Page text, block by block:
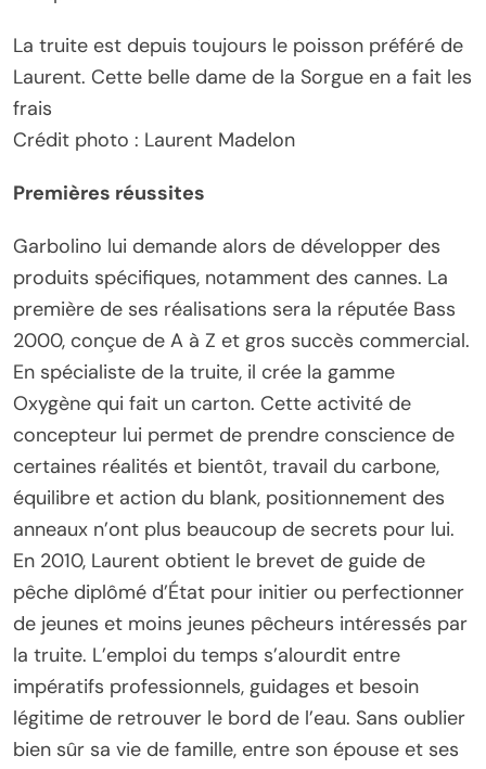
La truite est depuis toujours le poisson préféré de
Laurent. Cette belle dame de la Sorgue en a fait les
frais
Crédit photo : Laurent Madelon
Premières réussites
Garbolino lui demande alors de développer des
produits spécifiques, notamment des cannes. La
première de ses réalisations sera la réputée Bass
2000, conçue de A à Z et gros succès commercial.
En spécialiste de la truite, il crée la gamme
Oxygène qui fait un carton. Cette activité de
concepteur lui permet de prendre conscience de
certaines réalités et bientôt, travail du carbone,
équilibre et action du blank, positionnement des
anneaux n’ont plus beaucoup de secrets pour lui.
En 2010, Laurent obtient le brevet de guide de
pêche diplômé d’État pour initier ou perfectionner
de jeunes et moins jeunes pêcheurs intéressés par
la truite. L’emploi du temps s’alourdit entre
impératifs professionnels, guidages et besoin
légitime de retrouver le bord de l’eau. Sans oublier
bien sûr sa vie de famille, entre son épouse et ses